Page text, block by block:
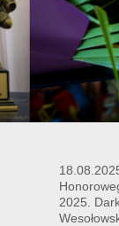
2025.